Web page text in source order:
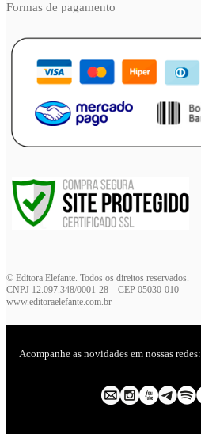
Formas de pagamento
© Editora Elefante. Todos os direitos reservados.
CNPJ 12.097.348/0001-28 – CEP 05030-010
www.editoraelefante.com.br
Acompanhe as novidades em nossas redes: